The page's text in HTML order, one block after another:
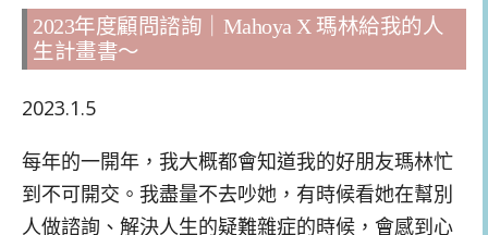
2023年度顧問諮詢｜Mahoya X 瑪林給我的人
生計畫書～
2023.1.5
每年的一開年，我大概都會知道我的好朋友瑪林忙
到不可開交。我盡量不去吵她，有時候看她在幫別
人做諮詢、解決人生的疑難雜症的時候，會感到心